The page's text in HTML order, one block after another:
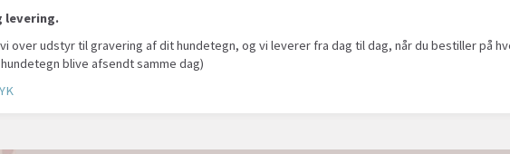
levering.
over udstyr til gravering af dit hundetegn, og vi leverer fra dag til dag, når du bestiller på
blive afsendt samme dag)